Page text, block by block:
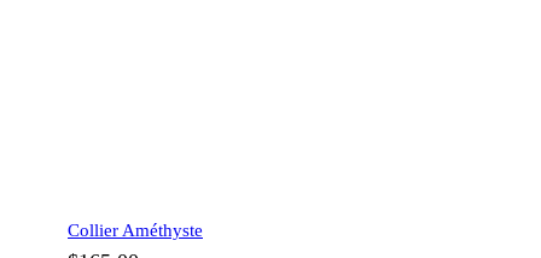
Collier Améthyste